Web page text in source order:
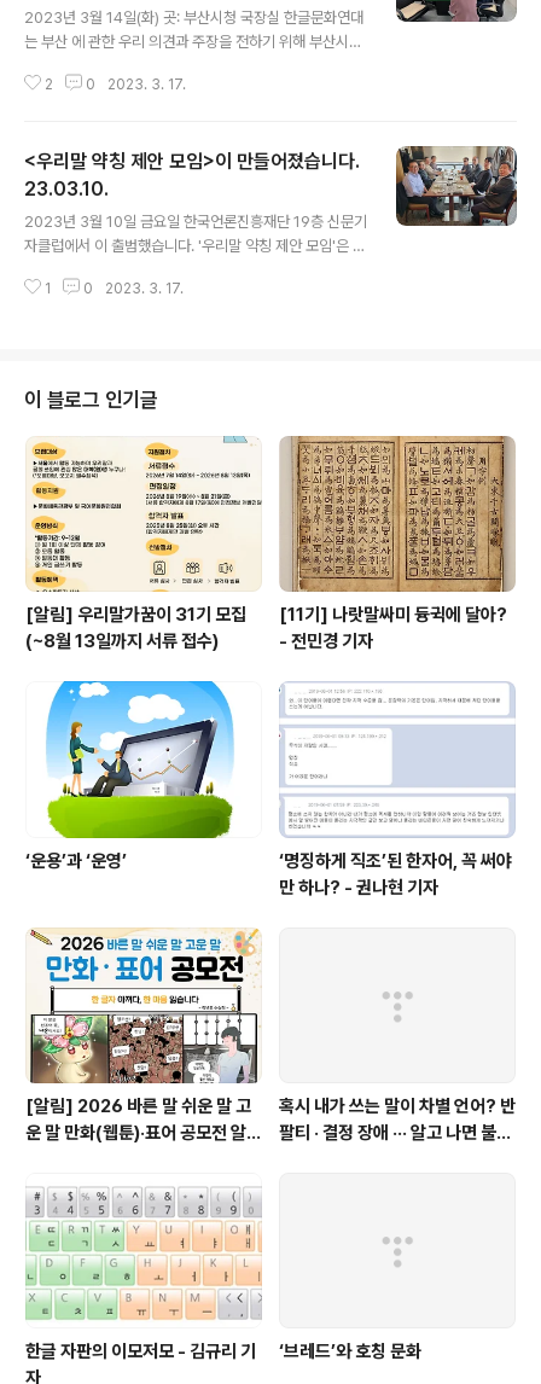
3.14.
2023년 3월 14일(화) 곳: 부산시청 국장실 한글문화연대
는 부산 에 관한 우리 의견과 주장을 전하기 위해 부산시청
행위원회 강준철 김영환 두 공동대표 그리고 리인수 사무
들이 저희 의견과 주장을 듣기 위해 나왔습니다. 국민연합
측에서는 정책에 대하여 1. 외국인은 편하나 내국인(부산
시민)은 부담스럽다. 2. 외국어 남용으로 한국어가 위축되
고, 한글을 경시하는 풍조가 만연될 수 있다. 3. 시민들에게
지 않을 수 없다. 4. 실현 불가능한 언어 실험 구상을 중단
2 0 2023. 3. 17.
<우리말 약칭 제안 모임>이 만들어졌습니다.
23.03.10.
2023년 3월 10일 금요일 한국언론진흥재단 19층 신문기
자클럽에서 이 출범했습니다. '우리말 약칭 제안 모임'은 우
리고 국어분야의 여러 단체들이 모여 만든 단체입니다. 참
별하게 노출되고 있는 국제기구, 외국 기구, 국제협정 등의
로마자 약어를 우리말 약칭으로 바꾸고 이를 홍보하는 모
임입니다. 그리고 이를 통해서 공적 정보에서 소외당하는
국민들을 줄여가는 것이 '우리말 약칭 제안 모임'의 최종 목
표입니다.
1 0 2023. 3. 17.
이 블로그 인기글
[알림] 우리말가꿈이 31기 모집
(~8월 13일까지 서류 접수)
[11기] 나랏말싸미 듕귁에 달아?
- 전민경 기자
‘운용’과 ‘운영’
‘명징하게 직조’된 한자어, 꼭 써야
만 하나? - 권나현 기자
[알림] 2026 바른 말 쉬운 말 고
운 말 만화(웹툰)·표어 공모전 알림
혹시 내가 쓰는 말이 차별 언어? 반
팔티 · 결정 장애 ··· 알고 나면 불편
한글 자판의 이모저모 - 김규리 기
자
‘브레드’와 호칭 문화